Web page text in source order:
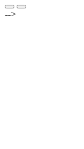
-->